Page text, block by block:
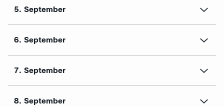
5. September
6. September
7. September
8. September